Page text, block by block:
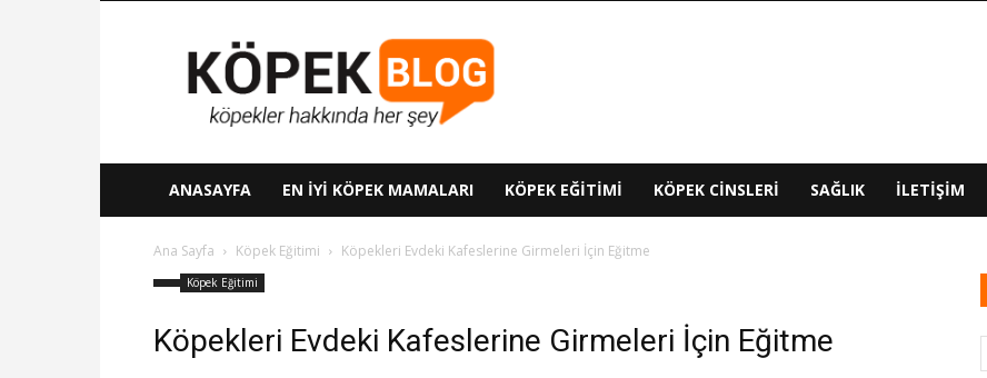
Köpek
Blog
ANASAYFA EN İYI KÖPEK MAMALARI KÖPEK EĞITIMI KÖPEK CINSLERI SAĞLIK İLETIŞIM
Ana Sayfa Köpek Eğitimi Köpekleri Evdeki Kafeslerine Girmeleri İçin Eğitme
Köpek Eğitimi
Köpekleri Evdeki Kafeslerine Girmeleri İçin Eğitme